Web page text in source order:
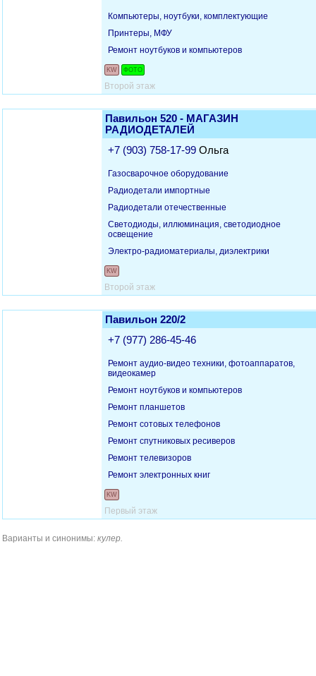
Компьютеры, ноутбуки, комплектующие
Принтеры, МФУ
Ремонт ноутбуков и компьютеров
KW ФОТО
Второй этаж
Павильон 520 - МАГАЗИН
РАДИОДЕТАЛЕЙ
+7 (903) 758-17-99 Ольга
Газосварочное оборудование
Радиодетали импортные
Радиодетали отечественные
Светодиоды, иллюминация, светодиодное
освещение
Электро-радиоматериалы, диэлектрики
KW
Второй этаж
Павильон 220/2
+7 (977) 286-45-46
Ремонт аудио-видео техники, фотоаппаратов,
видеокамер
Ремонт ноутбуков и компьютеров
Ремонт планшетов
Ремонт сотовых телефонов
Ремонт спутниковых ресиверов
Ремонт телевизоров
Ремонт электронных книг
KW
Первый этаж
Варианты и синонимы: кулер.